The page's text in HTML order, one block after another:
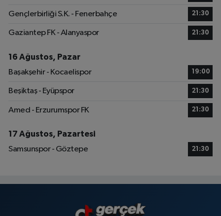
Gençlerbirliği S.K. - Fenerbahçe 21:30
Gaziantep FK - Alanyaspor 21:30
16 Ağustos, Pazar
Başakşehir - Kocaelispor
19:00
Beşiktaş - Eyüpspor 21:30
Amed - Erzurumspor FK 21:30
17 Ağustos, Pazartesi
Samsunspor - Göztepe
21:30